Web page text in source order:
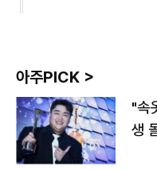
아주PICK >
"속
생